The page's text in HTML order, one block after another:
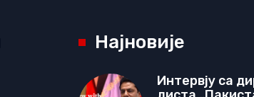
Најновије
Интервју са